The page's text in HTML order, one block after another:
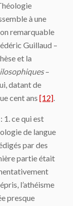
à une
remarquable
Guillaud –
et la
–
datant de
cent ans [12].
1. ce qui est
de langue
par des
partie était
l’athéisme
presque